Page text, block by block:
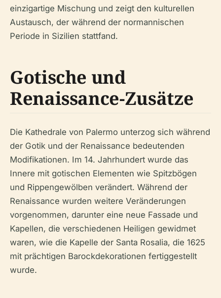
einzigartige Mischung und zeigt den kulturellen
Austausch, der während der normannischen
Periode in Sizilien stattfand.
Gotische und
Renaissance-Zusätze
Die Kathedrale von Palermo unterzog sich während
der Gotik und der Renaissance bedeutenden
Modifikationen. Im 14. Jahrhundert wurde das
Innere mit gotischen Elementen wie Spitzbögen
und Rippengewölben verändert. Während der
Renaissance wurden weitere Veränderungen
vorgenommen, darunter eine neue Fassade und
Kapellen, die verschiedenen Heiligen gewidmet
waren, wie die Kapelle der Santa Rosalia, die 1625
mit prächtigen Barockdekorationen fertiggestellt
wurde.